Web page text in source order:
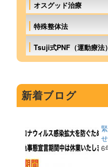
オスグッド治療
特殊整体法
Tsuji式PNF（運動療法）
新着ブログ
せ
6